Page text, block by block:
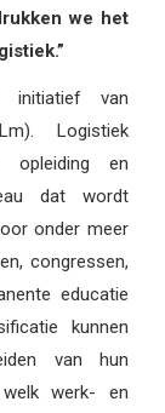
we het
initiatief van
Logistiek
opleiding en
dat wordt
onder meer
congressen,
educatie
kunnen
van hun
werk- en